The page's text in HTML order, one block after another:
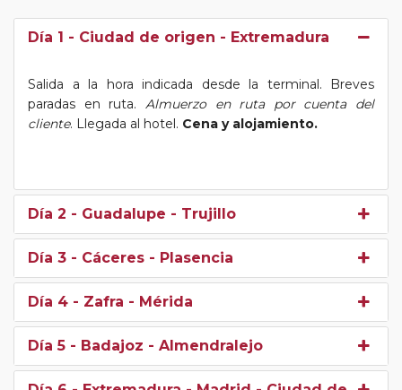
Día 1 - Ciudad de origen - Extremadura
Salida a la hora indicada desde la terminal. Breves
paradas en ruta. Almuerzo en ruta por cuenta del
cliente. Llegada al hotel. Cena y alojamiento.
Día 2 - Guadalupe - Trujillo
Día 3 - Cáceres - Plasencia
Día 4 - Zafra - Mérida
Día 5 - Badajoz - Almendralejo